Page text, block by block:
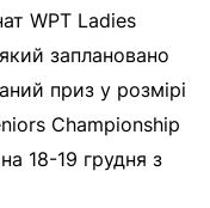
WPT Ladies
заплановано
приз у розмірі
Championship
18-19 грудня з